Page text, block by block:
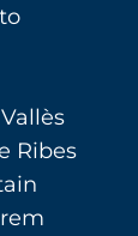
Ribes